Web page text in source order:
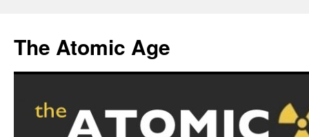
content
The Atomic Age